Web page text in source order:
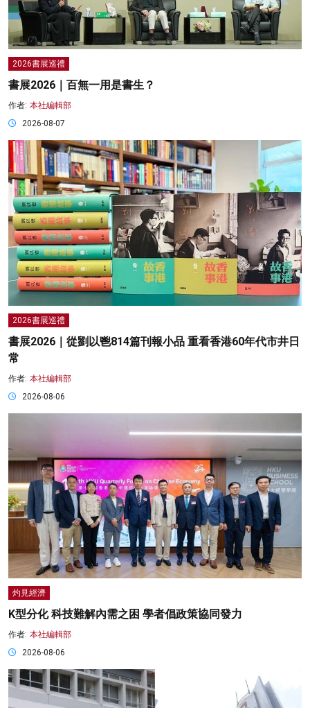
2026書展巡禮
書展2026｜百無一用是書生？
作者: 本社編輯部
2026-08-07
2026書展巡禮
書展2026｜從劉以鬯814篇刊報小品 重看香港60年代市井日
常
作者: 本社編輯部
2026-08-06
灼見經濟
K型分化 科技難解內需之困 學者倡政策協同發力
作者: 本社編輯部
2026-08-06